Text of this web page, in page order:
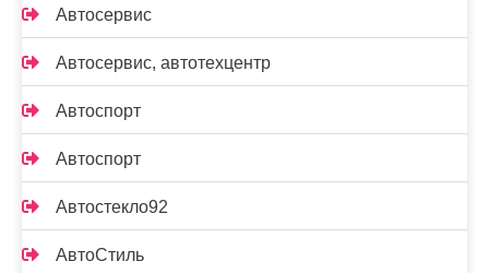
Автосервис
Автосервис, автотехцентр
Автоспорт
Автоспорт
Автостекло92
АвтоСтиль